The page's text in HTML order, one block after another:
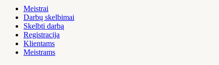
Meistrai
Darbų skelbimai
Skelbti darbą
Registracija
Klientams
Meistrams